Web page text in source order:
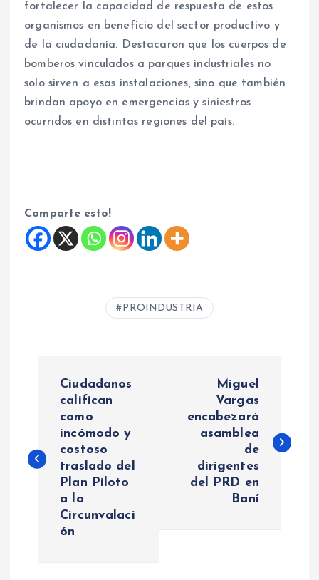
fortalecer la capacidad de respuesta de estos
organismos en beneficio del sector productivo y
de la ciudadanía. Destacaron que los cuerpos de
bomberos vinculados a parques industriales no
solo sirven a esas instalaciones, sino que también
brindan apoyo en emergencias y siniestros
ocurridos en distintas regiones del país.
Comparte esto!
PROINDUSTRIA
v
e
Ciudadanos
califican
como
incómodo y
costoso
traslado del
Plan Piloto
a la
Circunvalaci
ón
Miguel
Vargas
encabezará
asamblea
de
dirigentes
del PRD en
Baní